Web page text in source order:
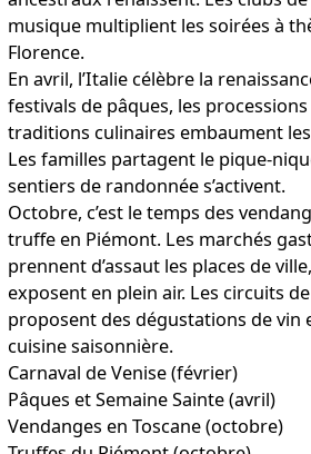
musique multiplient les soirées à
Florence.
En avril, l’Italie célèbre la
festivals de pâques, les
traditions culinaires embaument
Les familles partagent le pique-
sentiers de randonnée s’activent.
Octobre, c’est le temps des
truffe en Piémont. Les marchés
prennent d’assaut les places de
exposent en plein air. Les circuits
proposent des dégustations de vin
cuisine saisonnière.
Carnaval de Venise (février)
Pâques et Semaine Sainte (avril)
Vendanges en Toscane (octobre)